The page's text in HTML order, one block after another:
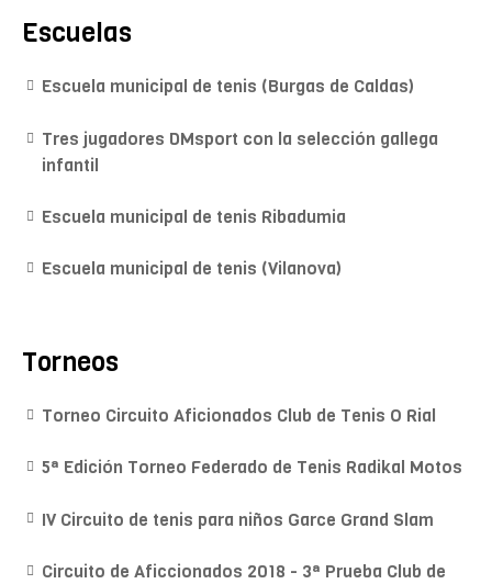
Escuelas
Escuela municipal de tenis (Burgas de Caldas)
Tres jugadores DMsport con la selección gallega
infantil
Escuela municipal de tenis Ribadumia
Escuela municipal de tenis (Vilanova)
Torneos
Torneo Circuito Aficionados Club de Tenis O Rial
5ª Edición Torneo Federado de Tenis Radikal Motos
IV Circuito de tenis para niños Garce Grand Slam
Circuito de Aficcionados 2018 - 3ª Prueba Club de